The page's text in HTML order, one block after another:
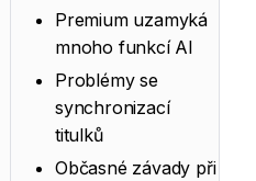
Premium uzamyká
mnoho funkcí AI
Problémy se
synchronizací
titulků
Občasné závady při